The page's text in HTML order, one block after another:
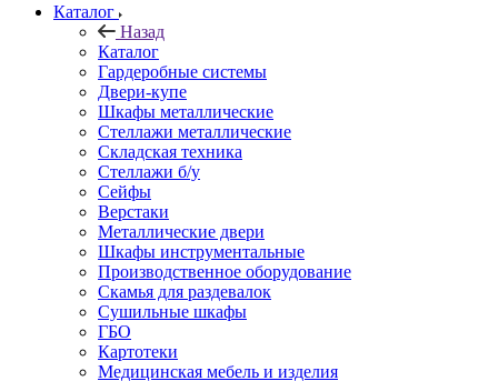
Каталог
Назад
Каталог
Гардеробные системы
Двери-купе
Шкафы металлические
Стеллажи металлические
Складская техника
Стеллажи б/у
Сейфы
Верстаки
Металлические двери
Шкафы инструментальные
Производственное оборудование
Скамья для раздевалок
Сушильные шкафы
ГБО
Картотеки
Медицинская мебель и изделия